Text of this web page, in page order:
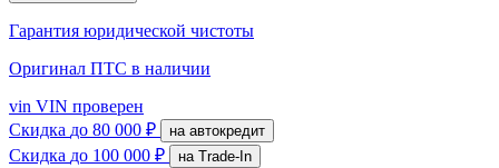
Гарантия юридической чистоты
Оригинал ПТС в наличии
vin VIN проверен
Скидка до 80 000 ₽ на автокредит
Скидка до 100 000 ₽
на Trade-In